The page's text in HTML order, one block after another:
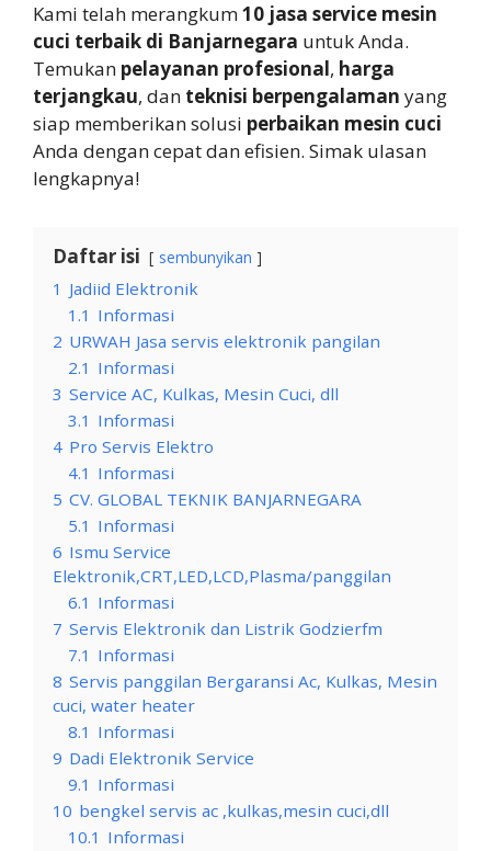
Kami telah merangkum10 jasa service mesin
cuci terbaik di Banjarnegara untuk Anda.
Temukan pelayanan profesional, harga
terjangkau, dan teknisi berpengalaman yang
siap memberikan solusi perbaikan mesin cuci
Anda dengan cepat dan efisien. Simak ulasan
lengkapnya!
Daftar isi sembunyikan
1 Jadiid Elektronik
1.1 Informasi
2 URWAH Jasa servis elektronik pangilan
2.1 Informasi
3 Service AC, Kulkas, Mesin Cuci, dll
3.1 Informasi
4 Pro Servis Elektro
4.1 Informasi
5 CV. GLOBAL TEKNIK BANJARNEGARA
5.1 Informasi
6 Ismu Service
Elektronik,CRT,LED,LCD,Plasma/panggilan
6.1 Informasi
7 Servis Elektronik dan Listrik Godzierfm
7.1 Informasi
8 Servis panggilan Bergaransi Ac, Kulkas, Mesin
cuci, water heater
8.1 Informasi
9 Dadi Elektronik Service
9.1 Informasi
10 bengkel servis ac ,kulkas,mesin cuci,dll
10.1 Informasi